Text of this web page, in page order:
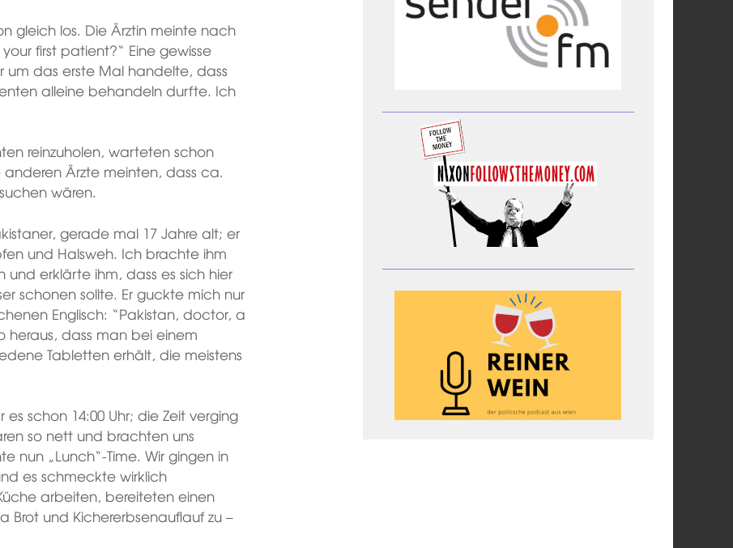
gleich los. Die Ärztin meinte nach
first patient?“ Eine gewisse
um das erste Mal handelte, dass
alleine behandeln durfte. Ich
reinzuholen, warteten schon
anderen Ärzte meinten, dass ca.
wären.
gerade mal 17 Jahre alt; er
und Halsweh. Ich brachte ihm
erklärte ihm, dass es sich hier
schonen sollte. Er guckte mich nur
Englisch: “Pakistan, doctor, a
heraus, dass man bei einem
Tabletten erhält, die meistens
schon 14:00 Uhr; die Zeit verging
so nett und brachten uns
nun „Lunch“-Time. Wir gingen in
es schmeckte wirklich
arbeiten, bereiteten einen
Brot und Kichererbsenauflauf zu –